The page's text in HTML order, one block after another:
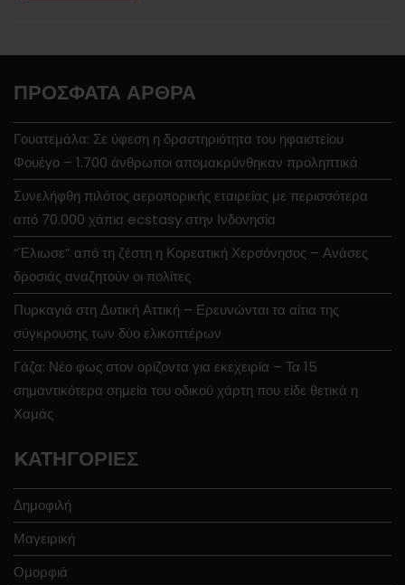
ΠΡΌΣΦΑΤΑ ΆΡΘΡΑ
Γουατεμάλα: Σε ύφεση η δραστηριότητα του ηφαιστείου
Φουέγο – 1.700 άνθρωποι απομακρύνθηκαν προληπτικά
Συνελήφθη πιλότος αεροπορικής εταιρείας με περισσότερα
από 70.000 χάπια ecstasy στην Ινδονησία
“Έλιωσε” από τη ζέστη η Κορεατική Χερσόνησος – Ανάσες
δροσιάς αναζητούν οι πολίτες
Πυρκαγιά στη Δυτική Αττική – Ερευνώνται τα αίτια της
σύγκρουσης των δύο ελικοπτέρων
Γάζα: Νέο φως στον ορίζοντα για εκεχειρία – Τα 15
σημαντικότερα σημεία του οδικού χάρτη που είδε θετικά η
Χαμάς
KΑΤΗΓΟΡΊΕΣ
Δημοφιλή
Μαγειρική
Ομορφιά